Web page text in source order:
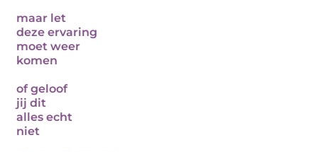
maar let
deze ervaring
moet weer
komen
of geloof
jij dit
alles echt
niet